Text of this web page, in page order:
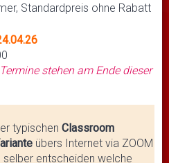
Standardpreis ohne Rabatt
stehen am Ende dieser
typischen Classroom
übers Internet via ZOOM
entscheiden welche